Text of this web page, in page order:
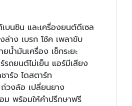
บนซิน และเครื่องยนต์ดีเซล
ล่าง เบรก โช้ค เพลาขับ
น้ำมันเครื่อง เช็กระยะ
รถยนต์ไม่เย็น แอร์มีเสียง
าร์จ ไดสตาร์ท
วงล้อ เปลี่ยนยาง
ม พร้อมให้คำปรึกษาฟรี